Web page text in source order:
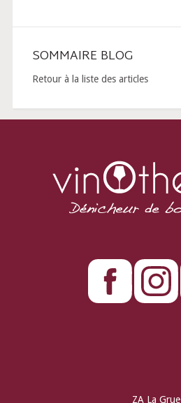
SOMMAIRE BLOG
Retour à la liste des articles
ZA La Grue